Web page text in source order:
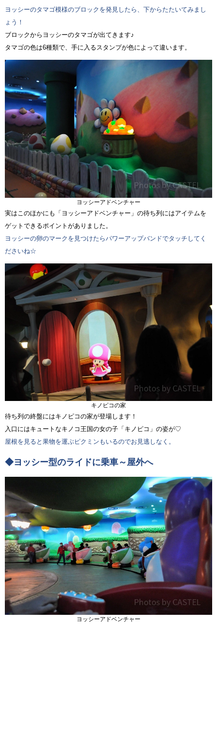
ヨッシーのタマゴ模様のブロックを発見したら、下からたたいてみまし
ょう！
ブロックからヨッシーのタマゴが出てきます♪
タマゴの色は6種類で、手に入るスタンプが色によって違います。
ヨッシーアドベンチャー
実はこのほかにも「ヨッシーアドベンチャー」の待ち列にはアイテムを
ゲットできるポイントがありました。
ヨッシーの卵のマークを見つけたらパワーアップバンドでタッチしてく
ださいね☆
キノピコの家
待ち列の終盤にはキノピコの家が登場します！
入口にはキュートなキノコ王国の女の子「キノピコ」の姿が♡
屋根を見ると果物を運ぶピクミンもいるのでお見逃しなく。
◆ヨッシー型のライドに乗車～屋外へ
ヨッシーアドベンチャー